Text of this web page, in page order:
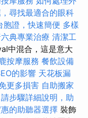
尋找最適合的眼科
胞證，快速簡便 多樣
典專業治療 清潔工
中混合，這是意大
按摩服務 餐飲設備
的影響 天花板漏
更多損害 自助搬家
步驟詳細說明，助
的助聽器選擇 裝飾